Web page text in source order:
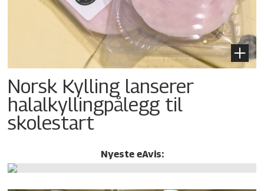
Norsk Kylling lanserer
halalkylling­pålegg til
skolestart
Nyeste eAvis: